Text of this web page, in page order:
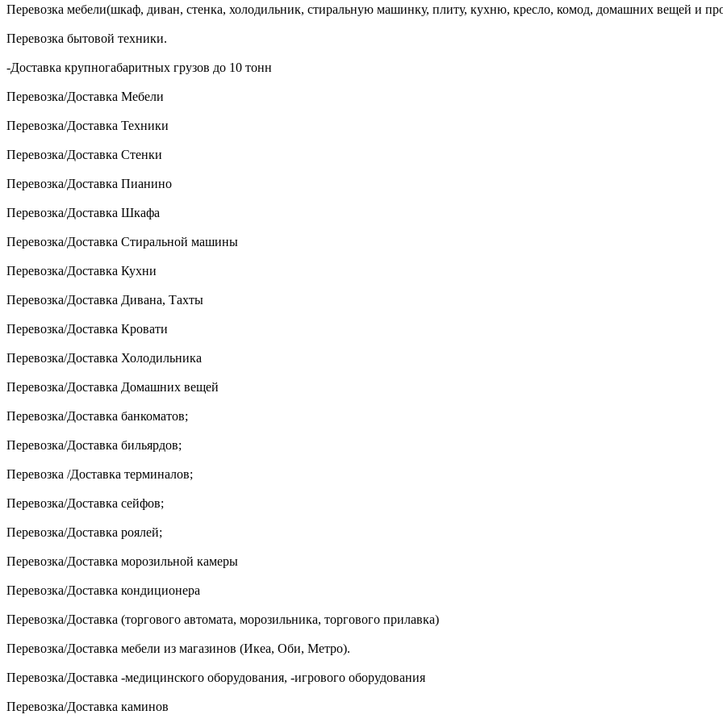
Перевозка мебели(шкаф, диван, стенка, холодильник, стиральную машинку, плиту, кухню, кресло, комод, домашних вещей и
Перевозка бытовой техники.
-Доставка крупногабаритных грузов до 10 тонн
Перевозка/Доставка Мебели
Перевозка/Доставка Техники
Перевозка/Доставка Стенки
Перевозка/Доставка Пианино
Перевозка/Доставка Шкафа
Перевозка/Доставка Стиральной машины
Перевозка/Доставка Кухни
Перевозка/Доставка Дивана, Тахты
Перевозка/Доставка Кровати
Перевозка/Доставка Холодильника
Перевозка/Доставка Домашних вещей
Перевозка/Доставка банкоматов;
Перевозка/Доставка бильярдов;
Перевозка /Доставка терминалов;
Перевозка/Доставка сейфов;
Перевозка/Доставка роялей;
Перевозка/Доставка морозильной камеры
Перевозка/Доставка кондиционера
Перевозка/Доставка (торгового автомата, морозильника, торгового прилавка)
Перевозка/Доставка мебели из магазинов (Икеа, Оби, Метро).
Перевозка/Доставка -медицинского оборудования, -игрового оборудования
Перевозка/Доставка каминов